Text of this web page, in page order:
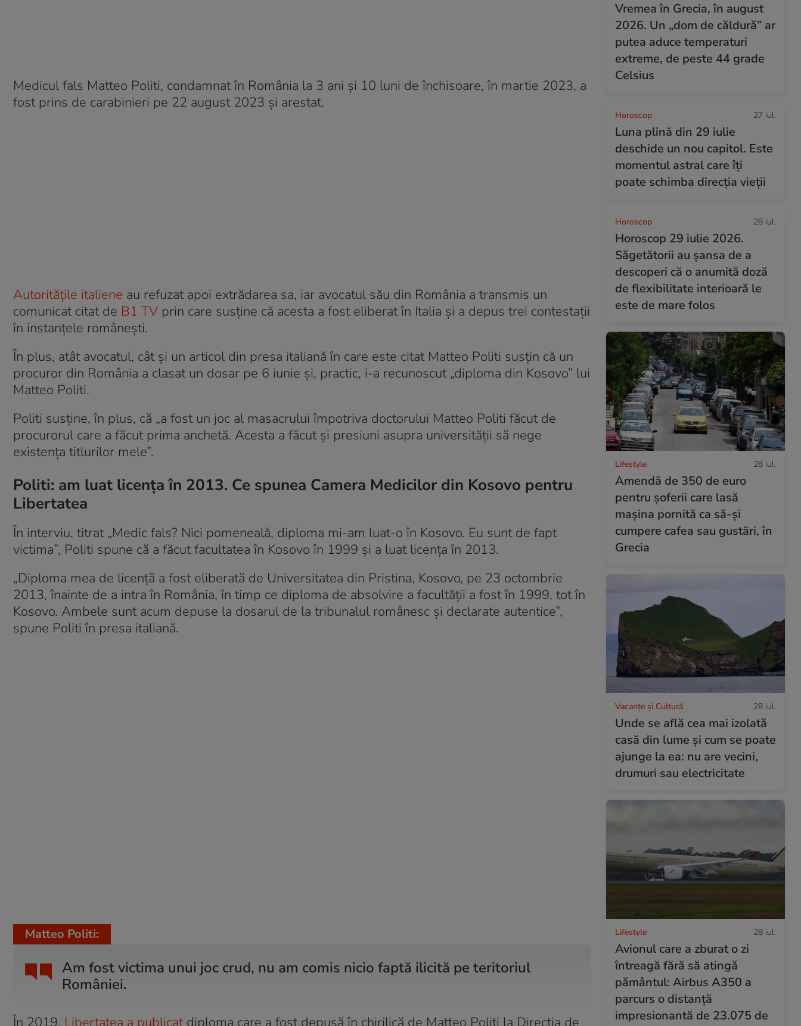
Medicul fals Matteo Politi, condamnat în România la 3 ani și 10 luni de închisoare, în martie 2023, a
fost prins de carabinieri pe 22 august 2023 și arestat.
Autoritățile italiene au refuzat apoi extrădarea sa, iar avocatul său din România a transmis un
comunicat citat de B1 TV prin care susține că acesta a fost eliberat în Italia și a depus trei contestații
în instanțele românești.
În plus, atât avocatul, cât și un articol din presa italiană în care este citat Matteo Politi susțin că un
procuror din România a clasat un dosar pe 6 iunie și, practic, i-a recunoscut „diploma din Kosovo” lui
Matteo Politi.
Politi susține, în plus, că „a fost un joc al masacrului împotriva doctorului Matteo Politi făcut de
procurorul care a făcut prima anchetă. Acesta a făcut și presiuni asupra universității să nege
existența titlurilor mele”.
Politi: am luat licența în 2013. Ce spunea Camera Medicilor din Kosovo pentru
Libertatea
În interviu, titrat „Medic fals? Nici pomeneală, diploma mi-am luat-o în Kosovo. Eu sunt de fapt
victima”, Politi spune că a făcut facultatea în Kosovo în 1999 și a luat licența în 2013.
„Diploma mea de licență a fost eliberată de Universitatea din Pristina, Kosovo, pe 23 octombrie
2013, înainte de a intra în România, în timp ce diploma de absolvire a facultății a fost în 1999, tot în
Kosovo. Ambele sunt acum depuse la dosarul de la tribunalul românesc și declarate autentice”,
spune Politi în presa italiană.
Am fost victima unui joc crud, nu am comis nicio faptă ilicită pe teritoriul
României.
Matteo Politi:
În 2019, Libertatea a publicat diploma care a fost depusă în chirilică de Matteo Politi la Direcția de
Vremea în Grecia, în august
2026. Un „dom de căldură” ar
putea aduce temperaturi
extreme, de peste 44 grade
Celsius
Horoscop 27 iul.
Luna plină din 29 iulie
deschide un nou capitol. Este
momentul astral care îți
poate schimba direcția vieții
Horoscop 28 iul.
Horoscop 29 iulie 2026.
Săgetătorii au șansa de a
descoperi că o anumită doză
de flexibilitate interioară le
este de mare folos
Lifestyle 28 iul.
Amendă de 350 de euro
pentru șoferii care lasă
mașina pornită ca să-și
cumpere cafea sau gustări, în
Grecia
Vacanțe și Cultură 28 iul.
Unde se află cea mai izolată
casă din lume și cum se poate
ajunge la ea: nu are vecini,
drumuri sau electricitate
Lifestyle 28 iul.
Avionul care a zburat o zi
întreagă fără să atingă
pământul: Airbus A350 a
parcurs o distanță
impresionantă de 23.075 de